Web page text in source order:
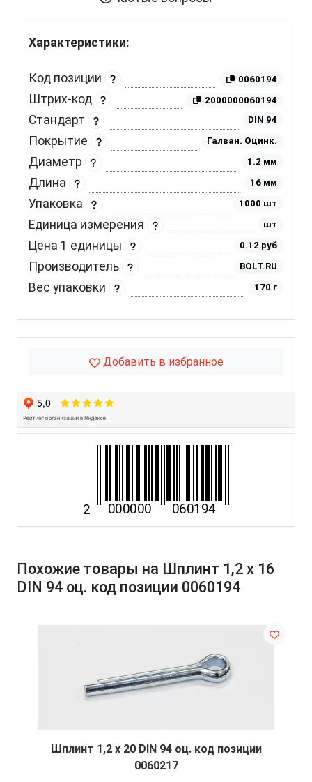
Характеристики:
Код позиции 0060194
Штрих-код 2000000060194
Стандарт DIN 94
Покрытие Галван. Оцинк.
Диаметр 1.2 мм
Длина 16 мм
Упаковка 1000 шт
Единица измерения шт
Цена 1 единицы 0.12 руб
Производитель BOLT.RU
Вес упаковки 170 г
Добавить в избранное
Похожие товары на Шплинт 1,2 х 16
DIN 94 оц. код позиции 0060194
Шплинт 1,2 х 20 DIN 94 оц. код позиции
0060217